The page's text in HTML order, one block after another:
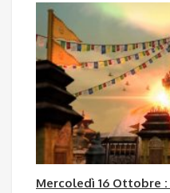
Mercoledì 16 Ottobre :